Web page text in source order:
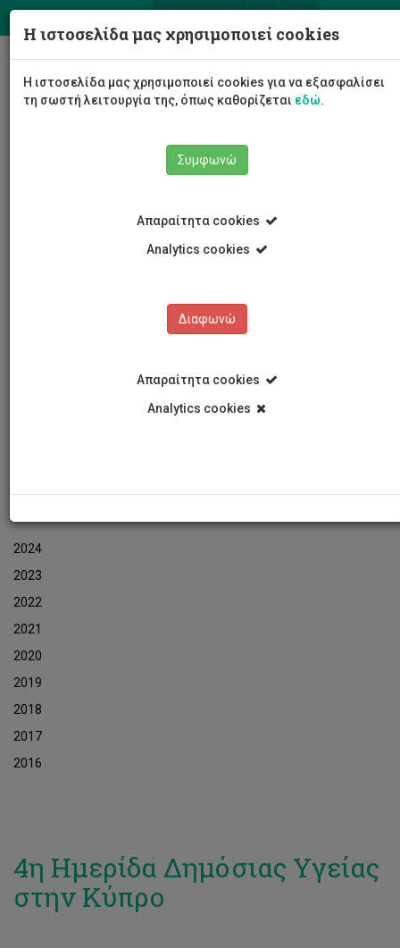
2024
2023
2022
2021
2020
2019
2018
2017
2016
4η Ημερίδα Δημόσιας Υγείας
στην Κύπρο
Η ιστοσελίδα μας χρησιμοποιεί cookies
Η ιστοσελίδα μας χρησιμοποιεί cookies για να εξασφαλίσει
τη σωστή λειτουργία της, όπως καθορίζεται εδώ.
Συμφωνώ
Απαραίτητα cookies
Analytics cookies
Διαφωνώ
Απαραίτητα cookies
Analytics cookies